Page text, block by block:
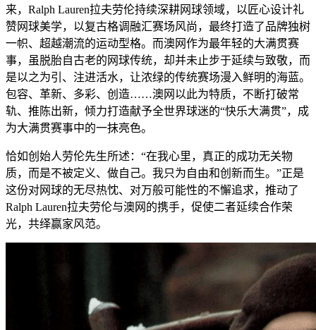
来，Ralph Lauren拉夫劳伦持续深耕网球领域，以匠心设计礼
赞网球美学，以复古格调融汇赛场风尚，最终打造了品牌独树
一帜、超越潮流的运动型格。而澳网作为最年轻的大满贯赛
事，虽脱胎自古老的网球传统，却并未止步于延续与致敬，而
是以之为引、注进活水，让浓绿的传统赛场漫入鲜明的海蓝。
包容、革新、多彩、创造……澳网以此为特质，不断打破常
轨、推陈出新，倾力打造献予全世界球迷的“快乐大满贯”，成
为大满贯赛事中的一抹亮色。
恰如创始人劳伦先生所述：“在我心里，真正的成功无关物
质，而是不被定义、做自己。我只为自由和创新而生。”正是
这份对网球的无尽热忱、对万般可能性的不懈追求，推动了
Ralph Lauren拉夫劳伦与澳网的携手，促使二者延续合作荣
光，共绎赢家风范。